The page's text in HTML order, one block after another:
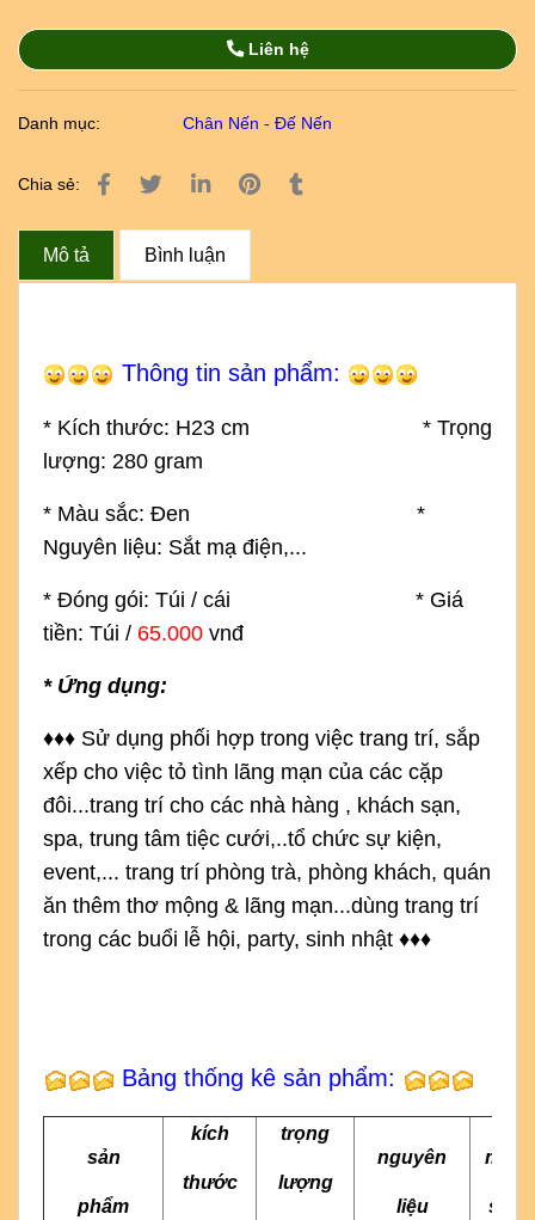
Liên hệ
Danh mục: Chân Nến - Đế Nến
Chia sẻ:
Mô tả Bình luận
Thông tin sản phẩm:
* Kích thước: H23 cm * Trọng
lượng: 280 gram
* Màu sắc: Đen *
Nguyên liệu: Sắt mạ điện,...
* Đóng gói: Túi / cái * Giá
tiền: Túi / 65.000 vnđ
* Ứng dụng:
♦♦♦ Sử dụng phối hợp trong việc trang trí, sắp
xếp cho việc tỏ tình lãng mạn của các cặp
đôi...trang trí cho các nhà hàng , khách sạn,
spa, trung tâm tiệc cưới,..tổ chức sự kiện,
event,... trang trí phòng trà, phòng khách, quán
ăn thêm thơ mộng & lãng mạn...dùng trang trí
trong các buổi lễ hội, party, sinh nhật ♦♦♦
Bảng thống kê sản phẩm:
sản
phẩm
kích
thước
trọng
lượng
nguyên
liệu
màu
sắc